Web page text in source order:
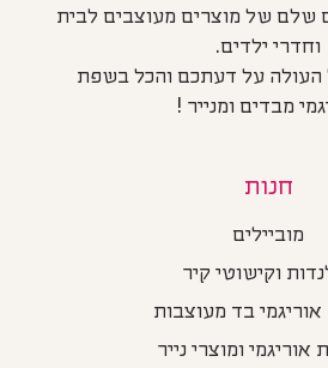
שלם של מוצרים מעוצבים לבית
וחדרי ילדים.
העולה על דעתכם והכל בשפת
מבדים ומנייר !
חנות
מוביילים
וקישוטי קיר
אוריגמי בד מעוצבות
אוריגמי ומוצרי נייר